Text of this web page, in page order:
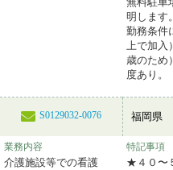
明します
勤務条件
上で加入
歳のため
度あり。
S0129032-0076 福岡県
業務内容
介護施設等での看護
特記事項
★４０〜